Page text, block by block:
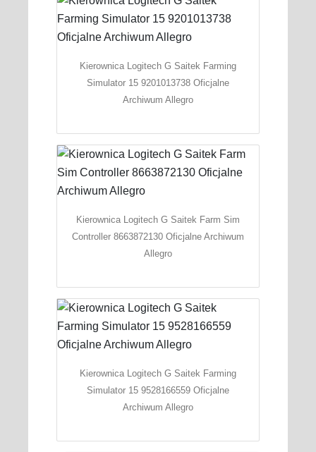
Kierownica Logitech G Saitek Farming
Simulator 15 9201013738 Oficjalne
Archiwum Allegro
Kierownica Logitech G Saitek Farm Sim
Controller 8663872130 Oficjalne Archiwum
Allegro
Kierownica Logitech G Saitek Farming
Simulator 15 9528166559 Oficjalne
Archiwum Allegro